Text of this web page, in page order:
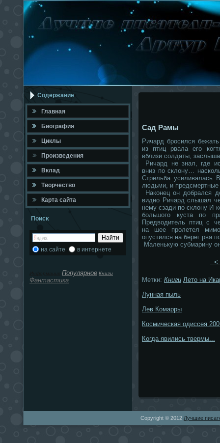
Содержание
Главная
Биография
Циклы
Произведения
Вклад
Твοрчествο
Карта сайта
Поисκ
на сайте в интернете
Популярное Книги
Фантастика
Сад Рамы
Ричард бросился
из птиц рвала его
вблизи солдаты,
Ричард не знал, где
вниз по склону…
Стрельба усиливалась
людьми, и предсмертные
Наконец он добрался
видно Ричард слышал
нему сзади по склону И
большого куста по
Предводитель птиц с
на шее пролетел
опустился на берег рва
Маленькую субмарину
<
Метки: Книги Лето на
Лунная пыль
Лев Комарры
Космическая одиссея
Когда явились твермы...
Copyright © 2012 Лучшие